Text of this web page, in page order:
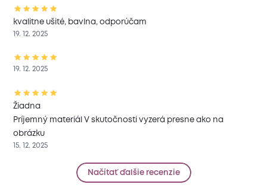
kvalitne ušité, bavlna, odporúčam
19. 12. 2025
19. 12. 2025
Žiadna
Príjemný materiál V skutočnosti vyzerá presne ako na
obrázku
15. 12. 2025
Načítať ďalšie recenzie